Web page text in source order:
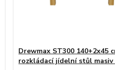
Drewmax ST300 140+2x45
rozkládací jídelní stůl masiv